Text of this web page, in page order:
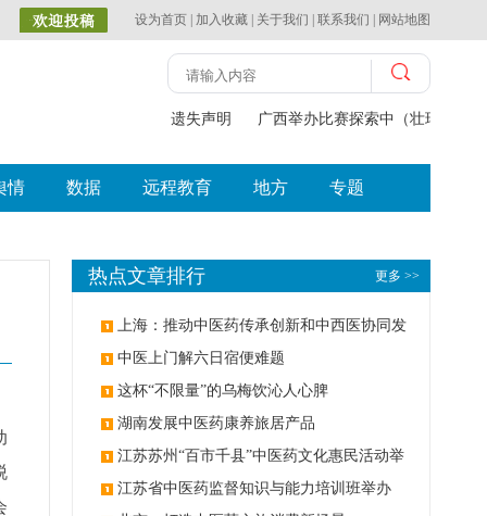
设为首页 加入收藏 关于我们 联系我们 网站地图
遗失声明 广西举办比赛探索中（壮瑶）药
情 数据 远程教育 地方 专题
更多 >>
热点文章排行
上海：推动中医药传承创新和中西医协同发
展 中医上门解六日宿便难题
这杯“不限量”的乌梅饮沁人心脾
湖南发展中医药康养旅居产品
江苏苏州“百市千县”中医药文化惠民活动举
办 江苏省中医药监督知识与能力培训班举办